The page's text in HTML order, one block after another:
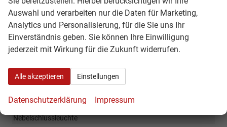
Außenspiegel elektr. einstell-, beheiz- und anklappbar
Dachreling
Haifischantenne
LED- Rückleuchten
LED-Tagfahrlicht
Nebelschlussleuchte
Auswahl und verarbeiten nur die Daten für Marketing,
Analytics und Personalisierung, für die Sie uns Ihr
Einverständnis geben. Sie können Ihre Einwilligung
jederzeit mit Wirkung für die Zukunft widerrufen.
Alle akzeptieren Einstellungen
Datenschutzerklärung Impressum